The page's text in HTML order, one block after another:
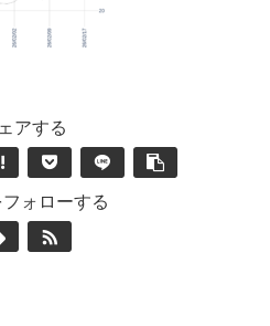
アする
ォローする